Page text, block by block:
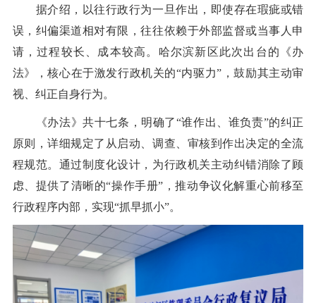
据介绍，以往行政行为一旦作出，即使存在瑕疵或错
误，纠偏渠道相对有限，往往依赖于外部监督或当事人申
请，过程较长、成本较高。哈尔滨新区此次出台的《办
法》，核心在于激发行政机关的“内驱力”，鼓励其主动审
视、纠正自身行为。
《办法》共十七条，明确了“谁作出、谁负责”的纠正
原则，详细规定了从启动、调查、审核到作出决定的全流
程规范。通过制度化设计，为行政机关主动纠错消除了顾
虑、提供了清晰的“操作手册”，推动争议化解重心前移至
行政程序内部，实现“抓早抓小”。